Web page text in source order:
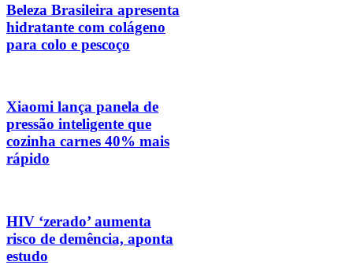
Beleza Brasileira apresenta
hidratante com colágeno
para colo e pescoço
Xiaomi lança panela de
pressão inteligente que
cozinha carnes 40% mais
rápido
HIV ‘zerado’ aumenta
risco de demência, aponta
estudo